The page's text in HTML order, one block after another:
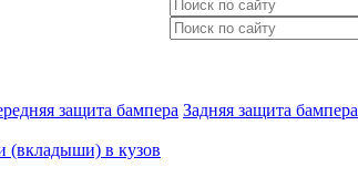
защита бампера Задняя защита бампера
(вкладыши) в кузов